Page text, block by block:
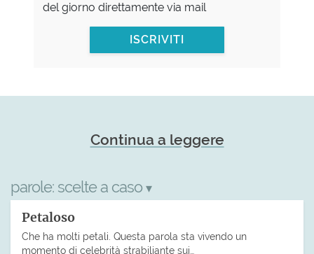
del giorno direttamente via mail
ISCRIVITI
Continua a leggere
parole: scelte a caso ▾
Petaloso
Che ha molti petali. Questa parola sta vivendo un
momento di celebrità strabiliante sui…